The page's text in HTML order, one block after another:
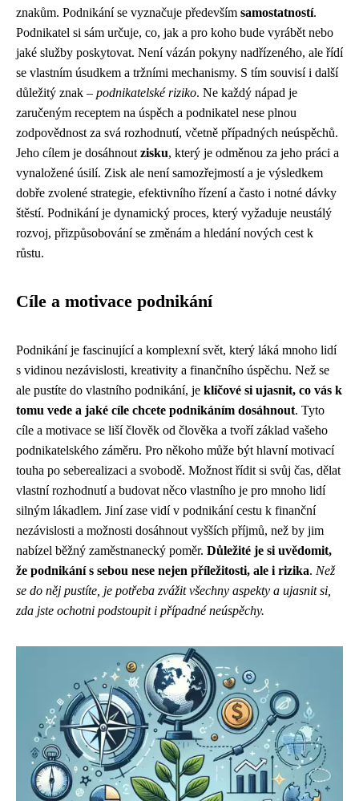
znakům. Podnikání se vyznačuje především samostatností.
Podnikatel si sám určuje, co, jak a pro koho bude vyrábět nebo
jaké služby poskytovat. Není vázán pokyny nadřízeného, ale řídí
se vlastním úsudkem a tržními mechanismy. S tím souvisí i další
důležitý znak – podnikatelské riziko. Ne každý nápad je
zaručeným receptem na úspěch a podnikatel nese plnou
zodpovědnost za svá rozhodnutí, včetně případných neúspěchů.
Jeho cílem je dosáhnout zisku, který je odměnou za jeho práci a
vynaložené úsilí. Zisk ale není samozřejmostí a je výsledkem
dobře zvolené strategie, efektivního řízení a často i notné dávky
štěstí. Podnikání je dynamický proces, který vyžaduje neustálý
rozvoj, přizpůsobování se změnám a hledání nových cest k
růstu.
Cíle a motivace podnikání
Podnikání je fascinující a komplexní svět, který láká mnoho lidí
s vidinou nezávislosti, kreativity a finančního úspěchu. Než se
ale pustíte do vlastního podnikání, je klíčové si ujasnit, co vás k
tomu vede a jaké cíle chcete podnikáním dosáhnout. Tyto
cíle a motivace se liší člověk od člověka a tvoří základ vašeho
podnikatelského záměru. Pro někoho může být hlavní motivací
touha po seberealizaci a svobodě. Možnost řídit si svůj čas, dělat
vlastní rozhodnutí a budovat něco vlastního je pro mnoho lidí
silným lákadlem. Jiní zase vidí v podnikání cestu k finanční
nezávislosti a možnosti dosáhnout vyšších příjmů, než by jim
nabízel běžný zaměstnanecký poměr. Důležité je si uvědomit,
že podnikání s sebou nese nejen příležitosti, ale i rizika. Než
se do něj pustíte, je potřeba zvážit všechny aspekty a ujasnit si,
zda jste ochotni podstoupit i případné neúspěchy.